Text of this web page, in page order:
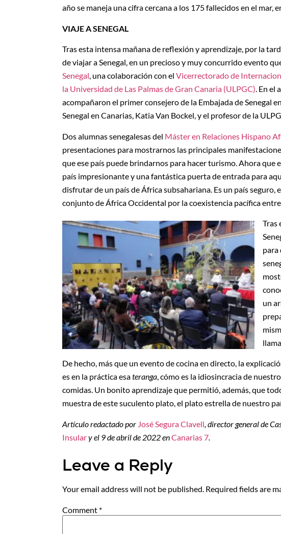
año se maneja una cifra cercana a los 175 fallecidos en el mar,
VIAJE A SENEGAL
Tras esta intensa mañana de reflexión y aprendizaje, por la
de viajar a Senegal, en un precioso y muy concurrido evento
Senegal, una colaboración con el Vicerrectorado de
la Universidad de Las Palmas de Gran Canaria (ULPGC). En el
acompañaron el primer consejero de la Embajada de Senegal
Senegal en Canarias, Katia Van Bockel, y el profesor de la
Dos alumnas senegalesas del Máster en Relaciones Hispano
presentaciones para mostrarnos las principales
que ese país puede brindarnos para hacer turismo. Ahora que
país impresionante y una fantástica puerta de entrada para
disfrutar de un país de África subsahariana. Es un país seguro,
conjunto de África Occidental por la coexistencia pacífica entre
Tras
para
un
De hecho, más que un evento de cocina en directo, la
es en la práctica esateranga, cómo es la idiosincracia de
comidas. Un bonito aprendizaje que permitió, además, que
muestra de este suculento plato, el plato estrella de nuestro
Artículo redactado por José Segura Clavell , director general de
Insulary el 9 de abril de 2022 enCanarias 7
Leave a Reply
Your email address will not be published. Required fields are
Comment *